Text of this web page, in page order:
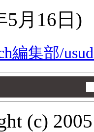
5月16日 )
編集部/
(c)